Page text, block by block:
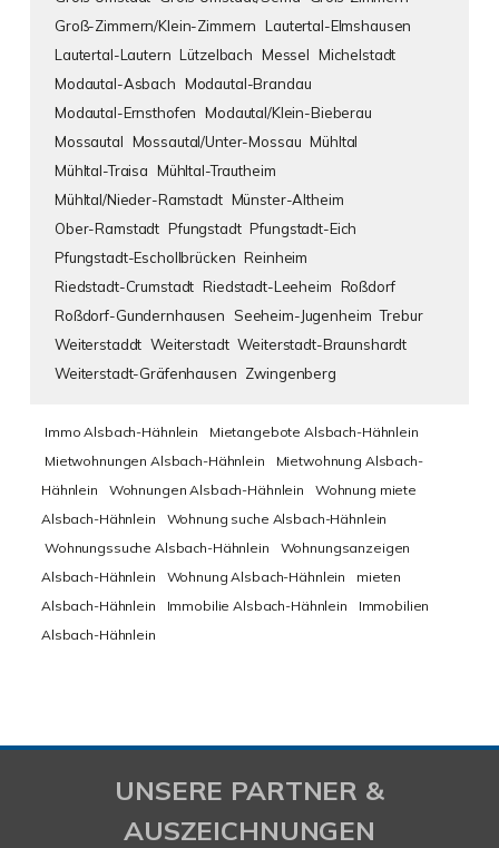
Groß-Zimmern/Klein-Zimmern Lautertal-Elmshausen
Lautertal-Lautern Lützelbach Messel Michelstadt
Modautal-Asbach Modautal-Brandau
Modautal-Ernsthofen Modautal/Klein-Bieberau
Mossautal Mossautal/Unter-Mossau Mühltal
Mühltal-Traisa Mühltal-Trautheim
Mühltal/Nieder-Ramstadt Münster-Altheim
Ober-Ramstadt Pfungstadt Pfungstadt-Eich
Pfungstadt-Eschollbrücken Reinheim
Riedstadt-Crumstadt Riedstadt-Leeheim Roßdorf
Roßdorf-Gundernhausen Seeheim-Jugenheim Trebur
Weiterstaddt Weiterstadt Weiterstadt-Braunshardt
Weiterstadt-Gräfenhausen Zwingenberg
Immo Alsbach-Hähnlein
Mietangebote Alsbach-Hähnlein
Mietwohnungen Alsbach-Hähnlein
Mietwohnung Alsbach-
Hähnlein
Wohnungen Alsbach-Hähnlein
Wohnung miete
Alsbach-Hähnlein
Wohnung suche Alsbach-Hähnlein
Wohnungssuche Alsbach-Hähnlein
Wohnungsanzeigen
Alsbach-Hähnlein
Wohnung Alsbach-Hähnlein
mieten
Alsbach-Hähnlein
Immobilie Alsbach-Hähnlein
Immobilien
Alsbach-Hähnlein
UNSERE PARTNER &
AUSZEICHNUNGEN